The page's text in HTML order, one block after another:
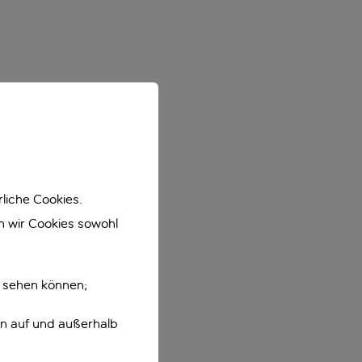
Cookies.
wir Cookies sowohl
können;
auf und außerhalb